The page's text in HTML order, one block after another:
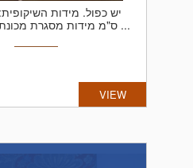
יש כפול.
ס"מ מידות מסגרת מכונת ההקרנה: גובה ...
VIEW